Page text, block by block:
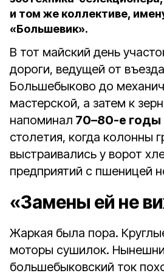
и том же коллективе,
«Большевик».
В тот майский день
дороги, ведущей от
Большебыково до
мастерской, а затем к
напоминал 70–80-е годы
столетия, когда колонны
выстраивались у ворот
предприятий с пшеницей
«Замены ей не
Жаркая была пора.
моторы сушилок.
большебыковский ток